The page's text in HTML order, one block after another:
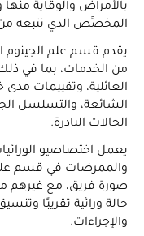
بالأمراض والوقاية
المخصَّص الذي نتبعه من
يقدم قسم علم الجينوم
من الخدمات، بما في
العائلية، وتقييمات مدى
الشائعة، والتسلسل
الحالات النادرة.
يعمل اختصاصيو
والممرضات في قسم علم
صورة فريق، مع غيرهم
حالة وراثية تقريبًا
والإجراءات.